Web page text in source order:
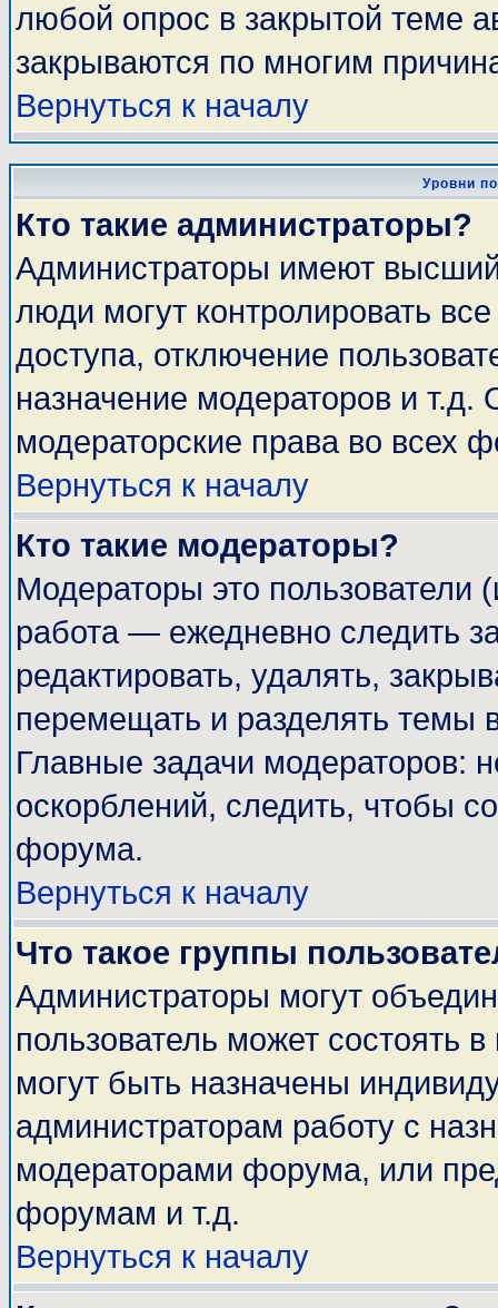
любой опрос в закрытой теме
закрываются по многим
Вернуться к началу
Уровни
Кто такие администраторы?
Администраторы имеют
люди могут контролировать
доступа, отключение
назначение модераторов и
модераторские права во всех
Вернуться к началу
Кто такие модераторы?
Модераторы это пользователи
работа — ежедневно следить
редактировать, удалять,
перемещать и разделять темы
Главные задачи модераторов:
оскорблений, следить, чтобы
форума.
Вернуться к началу
Что такое группы
Администраторы могут
пользователь может состоять
могут быть назначены
администраторам работу с
модераторами форума, или
форумам и т.д.
Вернуться к началу